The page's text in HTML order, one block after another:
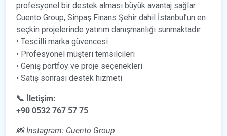
profesyonel bir destek alması büyük avantaj sağlar.
Cuento Group, Sinpaş Finans Şehir dahil İstanbul’un en
seçkin projelerinde yatırım danışmanlığı sunmaktadır.
• Tescilli marka güvencesi
• Profesyonel müşteri temsilcileri
• Geniş portföy ve proje seçenekleri
• Satış sonrası destek hizmeti
📞 İletişim:
+90 0532 767 57 75
📸 Instagram: Cuento Group